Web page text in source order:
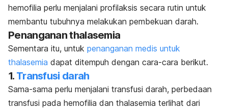
hemofilia perlu menjalani profilaksis secara rutin untuk
membantu tubuhnya melakukan pembekuan darah.
Penanganan thalasemia
Sementara itu, untuk penanganan medis untuk
thalasemia dapat ditempuh dengan cara-cara berikut.
1. Transfusi darah
Sama-sama perlu menjalani transfusi darah, perbedaan
transfusi pada hemofilia dan thalasemia terlihat dari